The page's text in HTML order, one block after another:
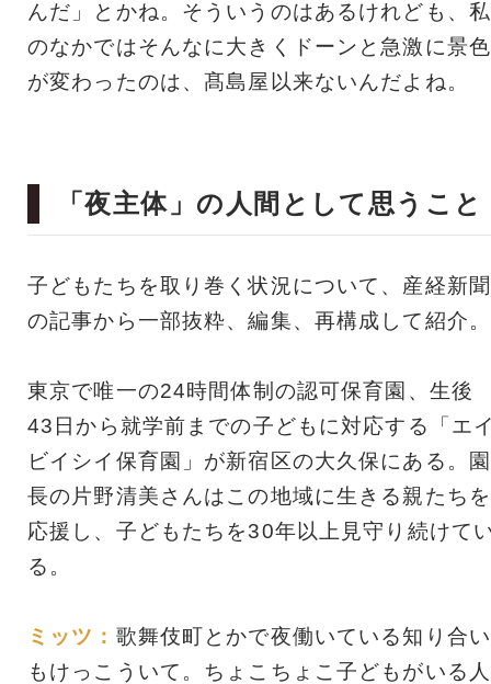
んだ」とかね。そういうのはあるけれども、私
のなかではそんなに大きくドーンと急激に景色
が変わったのは、髙島屋以来ないんだよね。
「夜主体」の人間として思うこと
子どもたちを取り巻く状況について、産経新聞
の記事から一部抜粋、編集、再構成して紹介。
東京で唯一の24時間体制の認可保育園、生後
43日から就学前までの子どもに対応する「エ
ビイシイ保育園」が新宿区の大久保にある。園
長の片野清美さんはこの地域に生きる親たちを
応援し、子どもたちを30年以上見守り続けて
る。
ミッツ： 歌舞伎町とかで夜働いている知り合い
もけっこういて。ちょこちょこ子どもがいる人